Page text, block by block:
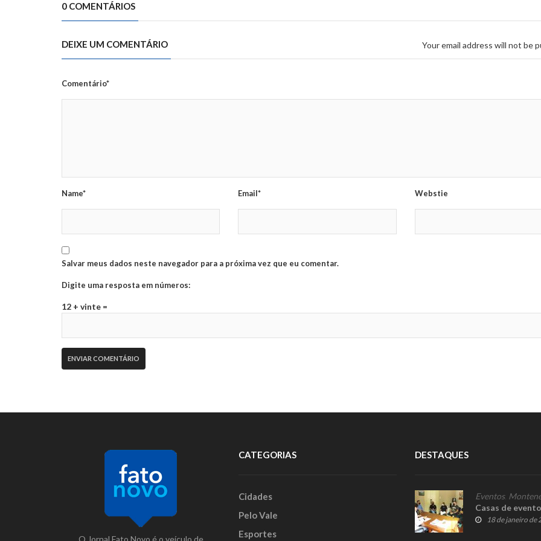
0 COMENTÁRIOS
DEIXE UM COMENTÁRIO Your email address will not be
Comentário*
Name* Email* Webstie
Salvar meus dados neste navegador para a próxima vez que eu comentar.
Digite uma resposta em números:
12 + vinte =
CATEGORIAS
Cidades
Pelo Vale
Esportes
DESTAQUES
Eventos,
Casas de
18 de janeiro de